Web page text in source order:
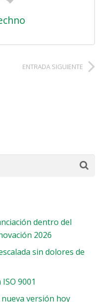
ENTRADA SIGUIENTE
dentro del
2026
sin dolores de
9001
versión hoy